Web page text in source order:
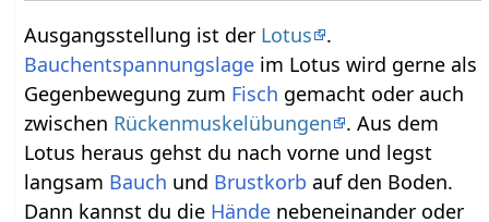
Ausgangsstellung ist der Lotus
.
Bauchentspannungslage im Lotus wird gerne als
Gegenbewegung zum Fisch gemacht oder auch
zwischen Rückenmuskelübungen
. Aus dem
Lotus heraus gehst du nach vorne und legst
langsam Bauch und Brustkorb auf den Boden.
Dann kannst du die Hände nebeneinander oder